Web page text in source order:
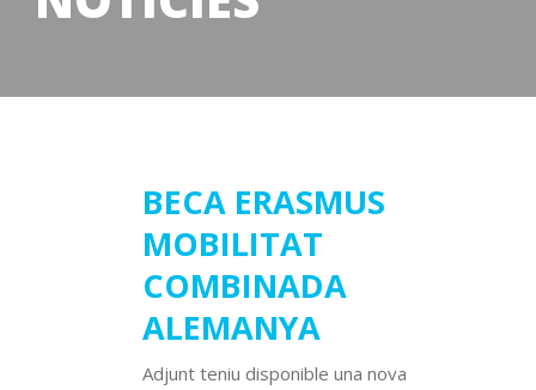
BECA ERASMUS
MOBILITAT
COMBINADA
ALEMANYA
Adjunt teniu disponible una nova